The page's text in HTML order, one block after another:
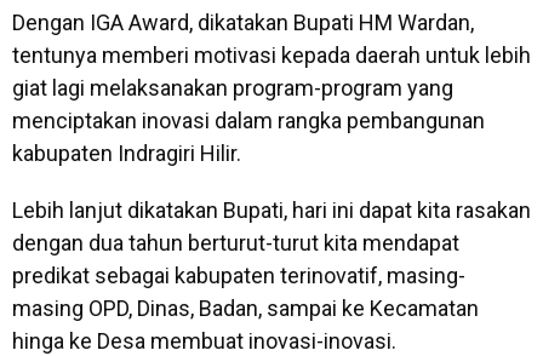
Dengan IGA Award, dikatakan Bupati HM Wardan,
tentunya memberi motivasi kepada daerah untuk lebih
giat lagi melaksanakan program-program yang
menciptakan inovasi dalam rangka pembangunan
kabupaten Indragiri Hilir.
Lebih lanjut dikatakan Bupati, hari ini dapat kita rasakan
dengan dua tahun berturut-turut kita mendapat
predikat sebagai kabupaten terinovatif, masing-
masing OPD, Dinas, Badan, sampai ke Kecamatan
hinga ke Desa membuat inovasi-inovasi.